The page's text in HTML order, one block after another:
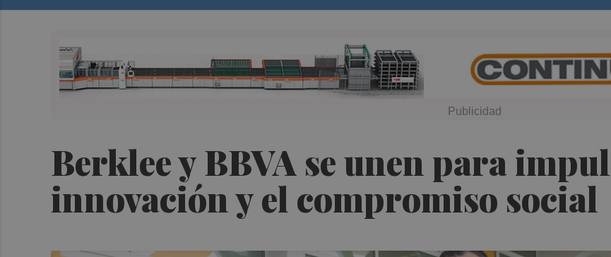
Berklee y BBVA se unen para
innovación y el compromiso social